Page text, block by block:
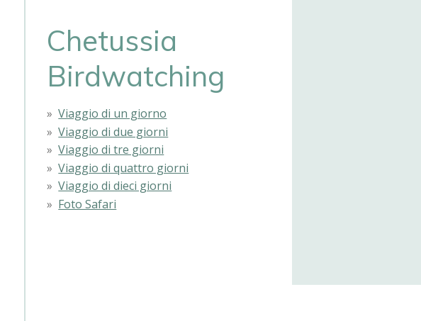
Chetussia
Birdwatching
Viaggio di un giorno
Viaggio di due giorni
Viaggio di tre giorni
Viaggio di quattro giorni
Viaggio di dieci giorni
Foto Safari